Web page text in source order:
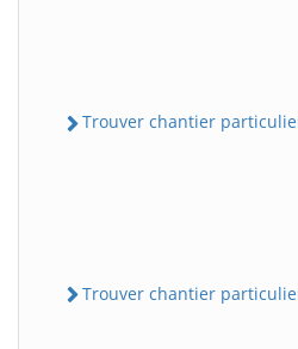
Trouver chantier
Trouver chantier particulier